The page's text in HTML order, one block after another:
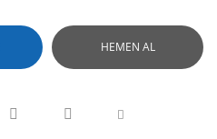
HEMEN AL